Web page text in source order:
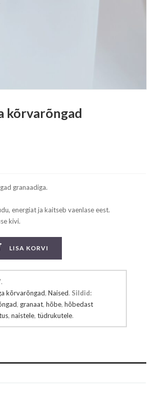
kõrvarõngad
granaadiga.
energiat ja kaitseb vaenlase eest.
kivi.
LISA KORVI
.
kõrvarõngad, Naised. Sildid:
, granaat, hõbe, hõbedast
, naistele, tüdrukutele.